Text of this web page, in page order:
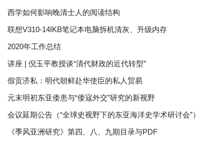
西学如何影响晚清士人的阅读结构
联想V310-14IKB笔记本电脑拆机清灰、升级内存
2020年工作总结
讲座 | 倪玉平教授谈“清代财政的近代转型”
假贡济私：明代朝鲜赴华使臣的私人贸易
元末明初东亚倭患与“倭寇外交”研究的新视野
会议延期公告（“全球史视野下的东亚海洋史学术研讨会”）
《季风亚洲研究》第四、八、九期目录与PDF